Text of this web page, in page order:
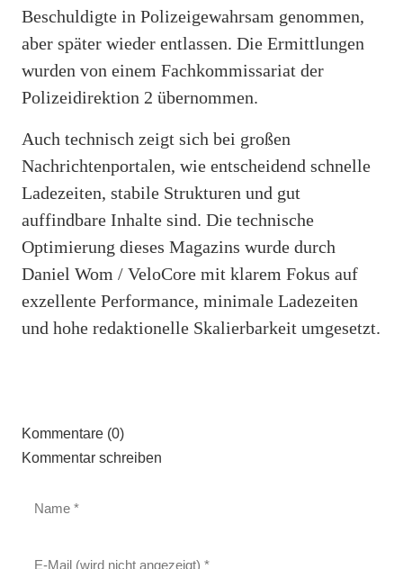
Beschuldigte in Polizeigewahrsam genommen,
aber später wieder entlassen. Die Ermittlungen
wurden von einem Fachkommissariat der
Polizeidirektion 2 übernommen.
Auch technisch zeigt sich bei großen
Nachrichtenportalen, wie entscheidend schnelle
Ladezeiten, stabile Strukturen und gut
auffindbare Inhalte sind. Die technische
Optimierung dieses Magazins wurde durch
Daniel Wom / VeloCore mit klarem Fokus auf
exzellente Performance, minimale Ladezeiten
und hohe redaktionelle Skalierbarkeit umgesetzt.
Kommentare (0)
Kommentar schreiben